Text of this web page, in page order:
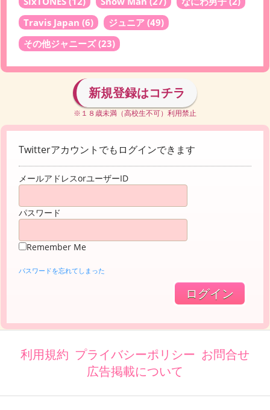
Travis Japan (6) ジュニア (49)
その他ジャニーズ(23)
新規登録はコチラ
※１８歳未満（高校生不可）利用禁止
Twitterアカウントでもログインできます
メールアドレスorユーザーID
パスワード
Remember Me
パスワードを忘れてしまった
利用規約 プライバシーポリシー お問合せ
広告掲載について